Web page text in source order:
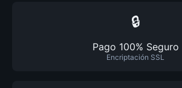
🔒
Pago 100% Seguro
Encriptación SSL